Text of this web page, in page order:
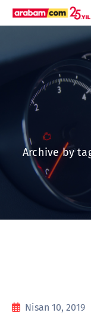
Archive by
Nisan 10, 2019